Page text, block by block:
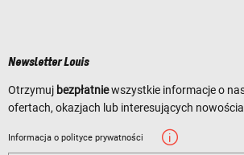
Newsletter Louis
Otrzymuj bezpłatniewszystkie informacje o
ofertach, okazjach lub interesujących
Informacja o polityce prywatności